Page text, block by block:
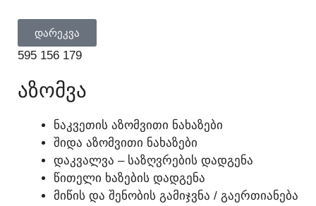
ᲓᲐᲠᲔᲙᲕᲐ
595 156 179
ᲐᲖᲝᲛᲕᲐ
ᲜᲐᲙᲕᲔᲗᲘᲡ ᲐᲖᲝᲛᲕᲘᲗᲘ ᲜᲐᲮᲐᲖᲔᲑᲘ
ᲨᲘᲓᲐ ᲐᲖᲝᲛᲕᲘᲗᲘ ᲜᲐᲮᲐᲖᲔᲑᲘ
ᲓᲐᲙᲕᲐᲚᲕᲐ – ᲡᲐᲖᲦᲕᲠᲔᲑᲘᲡ ᲓᲐᲓᲒᲔᲜᲐ
ᲬᲘᲗᲔᲚᲘ ᲮᲐᲖᲔᲑᲘᲡ ᲓᲐᲓᲒᲔᲜᲐ
ᲛᲘᲬᲘᲡ ᲓᲐ ᲨᲔᲜᲝᲑᲘᲡ ᲒᲐᲛᲘᲯᲕᲜᲐ / ᲒᲐᲔᲠᲗᲘᲐᲜᲔᲑᲐ